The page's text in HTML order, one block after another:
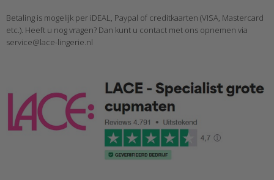
Betaling is mogelijk per iDEAL, Paypal of creditkaarten (VISA, Mastercard
etc.). Heeft u nog vragen? Dan kunt u contact met ons opnemen via
service@lace-lingerie.nl